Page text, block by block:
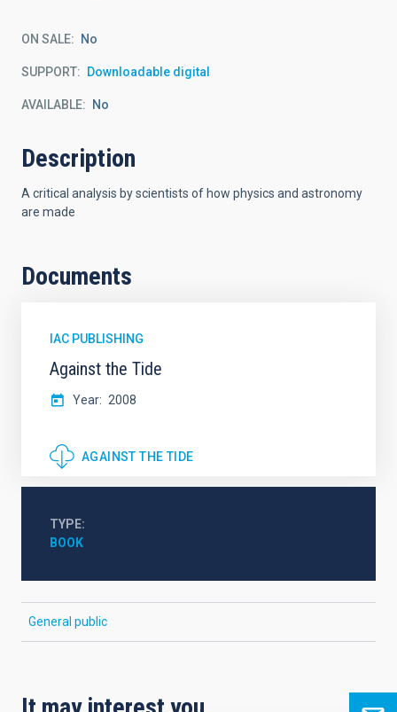
ON SALE No
SUPPORT Downloadable digital
AVAILABLE No
Description
A critical analysis by scientists of how physics and astronomy
are made
Documents
IAC PUBLISHING
Against the Tide
Year 2008
AGAINST THE TIDE
TYPE
BOOK
General public